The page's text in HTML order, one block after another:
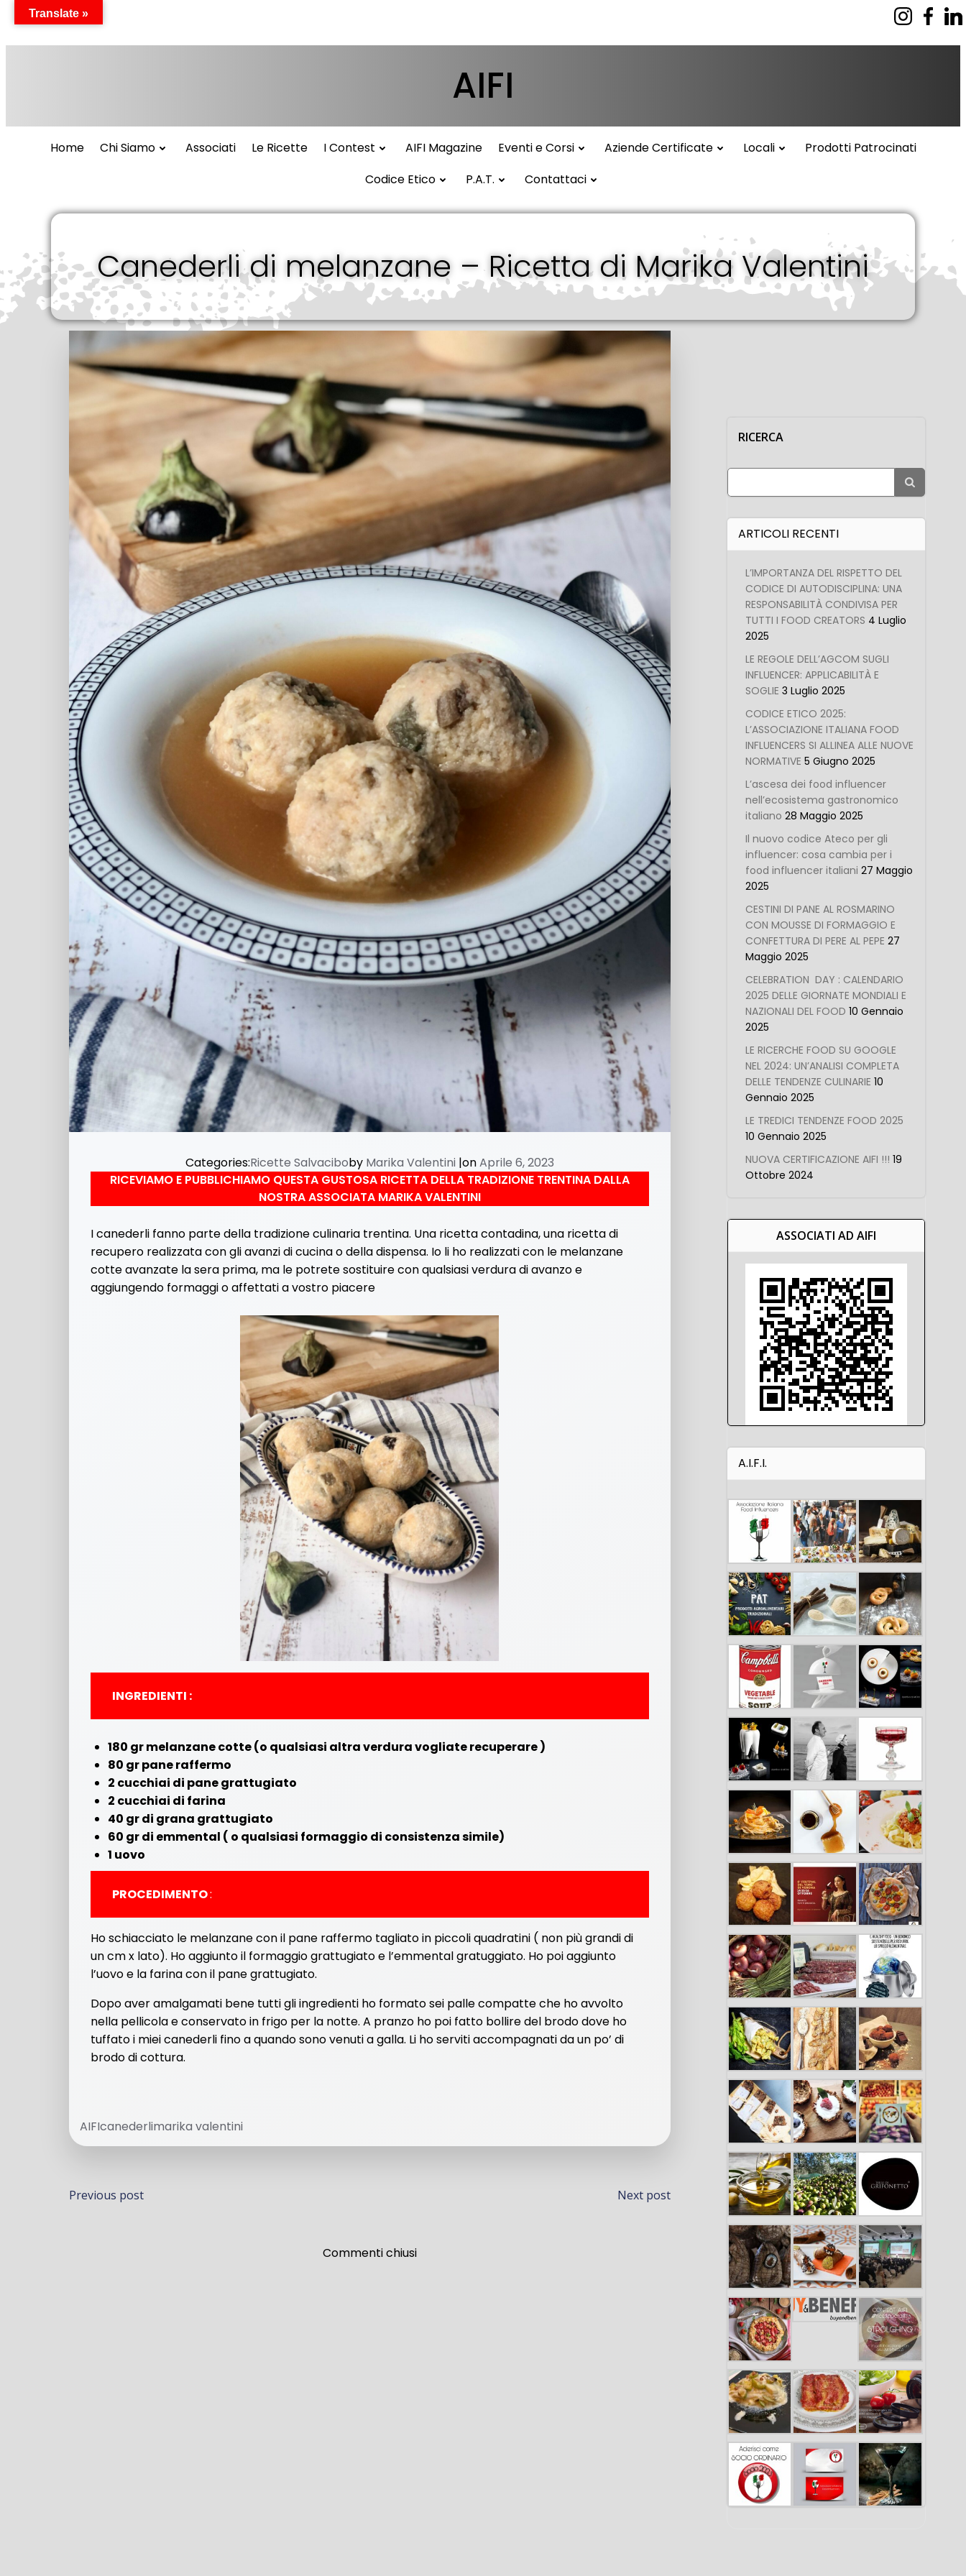
contenuto
AIFI
Home Chi Siamo Associati Le Ricette I Contest AIFI Magazine Eventi e Corsi Aziende Certificate Locali
Prodotti Patrocinati
Codice Etico
P.A.T. Contattaci
Canederli di melanzane – Ricetta di Marika Valentini
Categories:Ricette Salvaciboby Marika Valentini |onAprile 6, 2023
RICEVIAMO E PUBBLICHIAMO QUESTA GUSTOSA RICETTA DELLA TRADIZIONE TRENTINA DALLA
NOSTRA ASSOCIATA MARIKA VALENTINI
I canederli fanno parte della tradizione culinaria trentina. Una ricetta contadina, una ricetta di
recupero realizzata con gli avanzi di cucina o della dispensa. Io li ho realizzati con le melanzane
cotte avanzate la sera prima, ma le potrete sostituire con qualsiasi verdura di avanzo e
aggiungendo formaggi o affettati a vostro piacere
INGREDIENTI :
180 gr melanzane cotte (o qualsiasi altra verdura vogliate recuperare )
80 gr pane raffermo
2 cucchiai di pane grattugiato
2 cucchiai di farina
40 gr di grana grattugiato
60 gr di emmental ( o qualsiasi formaggio di consistenza simile)
1 uovo
PROCEDIMENTO:
Ho schiacciato le melanzane con il pane raffermo tagliato in piccoli quadratini ( non più grandi di
un cm x lato). Ho aggiunto il formaggio grattugiato e l’emmental gratuggiato. Ho poi aggiunto
l’uovo e la farina con il pane grattugiato.
Dopo aver amalgamati bene tutti gli ingredienti ho formato sei palle compatte che ho avvolto
nella pellicola e conservato in frigo per la notte. A pranzo ho poi fatto bollire del brodo dove ho
tuffato i miei canederli fino a quando sono venuti a galla. Li ho serviti accompagnati da un po’ di
brodo di cottura.
AIFIcanederlimarika valentini
Navigazione
Previous post
Navigazione
Next post
Commenti chiusi
RICERCA
Search
for:
ARTICOLI RECENTI
L’IMPORTANZA DEL RISPETTO DEL
CODICE DI AUTODISCIPLINA: UNA
RESPONSABILITÀ CONDIVISA PER
TUTTI I FOOD CREATORS 4 Luglio
2025
LE REGOLE DELL’AGCOM SUGLI
INFLUENCER: APPLICABILITÀ E
SOGLIE 3 Luglio 2025
CODICE ETICO 2025:
L’ASSOCIAZIONE ITALIANA FOOD
INFLUENCERS SI ALLINEA ALLE NUOVE
NORMATIVE 5 Giugno 2025
L’ascesa dei food influencer
nell’ecosistema gastronomico
italiano 28 Maggio 2025
Il nuovo codice Ateco per gli
influencer: cosa cambia per i
food influencer italiani 27 Maggio
2025
CESTINI DI PANE AL ROSMARINO
CON MOUSSE DI FORMAGGIO E
CONFETTURA DI PERE AL PEPE 27
Maggio 2025
CELEBRATION DAY : CALENDARIO
2025 DELLE GIORNATE MONDIALI E
NAZIONALI DEL FOOD 10 Gennaio
2025
LE RICERCHE FOOD SU GOOGLE
NEL 2024: UN’ANALISI COMPLETA
DELLE TENDENZE CULINARIE 10
Gennaio 2025
LE TREDICI TENDENZE FOOD 2025
10 Gennaio 2025
NUOVA CERTIFICAZIONE AIFI !!! 19
Ottobre 2024
ASSOCIATI AD AIFI
A.I.F.I.
Translate »